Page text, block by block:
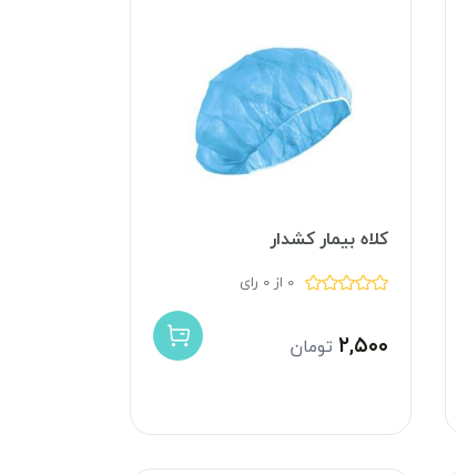
کلاه بیمار کشدار
0 از 0 رای
۲,۵۰۰ تومان